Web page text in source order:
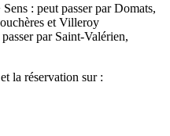
: peut passer par Domats,
et Villeroy
par Saint-Valérien,
la réservation sur :